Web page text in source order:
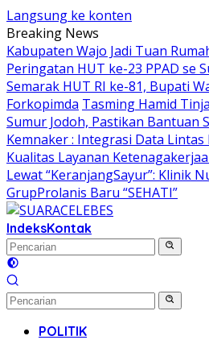
Langsung ke konten
Breaking News
Kabupaten Wajo Jadi Tuan
Peringatan HUT ke-23 PPAD se
Semarak HUT RI ke-81, Bupati
Forkopimda Tasming Hamid
Sumur Jodoh, Pastikan Bantuan
Kemnaker : Integrasi Data
Kualitas Layanan
Lewat “KeranjangSayur”: Klinik
GrupProlanis Baru “SEHATI”
IndeksKontak
POLITIK